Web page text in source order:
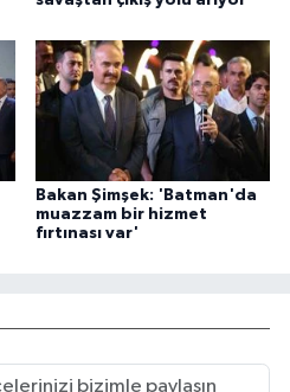
Bakan Şimşek: 'Batman'da
muazzam bir hizmet
fırtınası var'